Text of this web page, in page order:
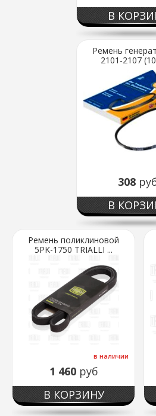
В
Ремень
2101-2107
308
В
Ремень поликлиновой
5PK-1750 TRIALLI ...
в наличии
1 460 руб
В КОРЗИНУ